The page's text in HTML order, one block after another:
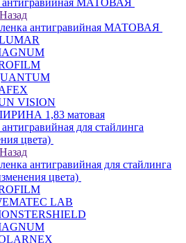
антигравийная МАТОВАЯ
Назад
антигравийная МАТОВАЯ
VISION
1,83 матовая
для стайлинга
цвета)
Назад
антигравийная для стайлинга
цвета)
LAB